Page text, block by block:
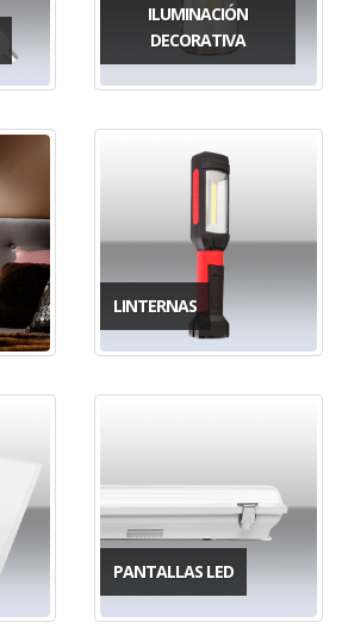
ILUMINACIÓN
DECORATIVA
LINTERNAS
PANTALLAS LED